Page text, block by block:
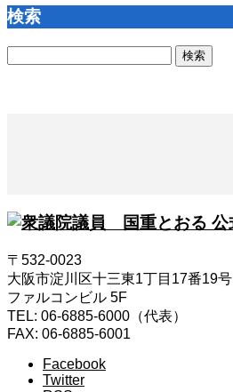
検索
〒532-0023
大阪市淀川区十三東1丁目17番19号
ファルコンビル 5F
TEL: 06-6885-6000（代表）
FAX: 06-6885-6001
Facebook
Twitter